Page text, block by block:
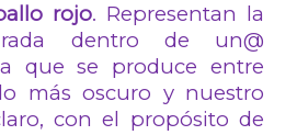
rojo. Representan la
dentro de un@
que se produce entre
más oscuro y nuestro
con el propósito de